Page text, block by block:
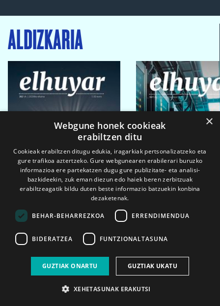
ALDIZKARIA
2026ko eka. 1a 2026ko mar. 1a
×
Webgune honek cookieak
erabiltzen ditu
Cookieak erabiltzen ditugu edukia, iragarkiak pertsonalizatzeko eta
gure trafikoa aztertzeko. Gure webgunearen erabilerari buruzko
informazioa ere partekatzen dugu gure publizitate- eta analisi-
bazkideekin, zuk eman diezun edo haiek beren zerbitzuak
erabiltzeagatik bildu duten beste informazio batzuekin konbina
dezaketenak.
BEHAR-BEHARREZKOA ERRENDIMENDUA
BIDERATZEA FUNTZIONALTASUNA
GUZTIAK ONARTU GUZTIAK UKATU
XEHETASUNAK ERAKUTSI